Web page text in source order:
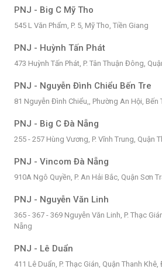
PNJ - Big C Mỹ Tho
545 L Văn Phẩm, P. 5, Mỹ Tho, Tiền Giang
PNJ - Huỳnh Tấn Phát
473 Huỳnh Tấn Phát, P. Tân Thuận Đông,
PNJ - Nguyễn Đình Chiểu Bến Tre
81 Nguyễn Đình Chiểu,, Phường An Hội, Bến
PNJ - Big C Đà Nẵng
255 - 257 Hùng Vương, P. Vĩnh Trung, Quận
PNJ - Vincom Đà Nẵng
910A Ngô Quyền, P. An Hải Bắc, Quận Sơn
PNJ - Nguyễn Văn Linh
365 - 367 - 369 Nguyễn Văn Linh, P. Thạc
Nẵng
PNJ - Lê Duẩn
411 Lê Duẩn, P. Thạc Gián, Quận Thanh